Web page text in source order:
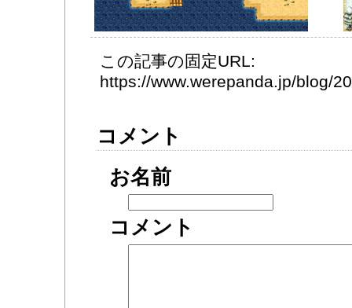
この記事の固定URL:
https://www.werepanda.jp/blog/
コメント
お名前
コメント